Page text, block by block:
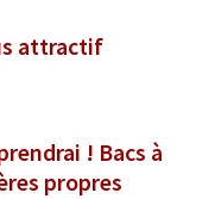
attractif
! Bacs à
propres